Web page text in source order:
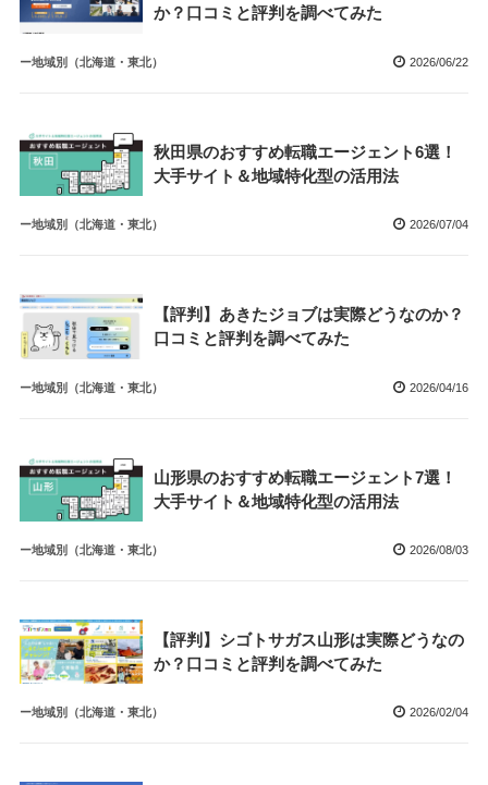
か？口コミと評判を調べてみた
ー地域別（北海道・東北） 2026/06/22
秋田県のおすすめ転職エージェント6選！
大手サイト＆地域特化型の活用法
ー地域別（北海道・東北） 2026/07/04
【評判】あきたジョブは実際どうなのか？
口コミと評判を調べてみた
ー地域別（北海道・東北） 2026/04/16
山形県のおすすめ転職エージェント7選！
大手サイト＆地域特化型の活用法
ー地域別（北海道・東北） 2026/08/03
【評判】シゴトサガス山形は実際どうなの
か？口コミと評判を調べてみた
ー地域別（北海道・東北） 2026/02/04